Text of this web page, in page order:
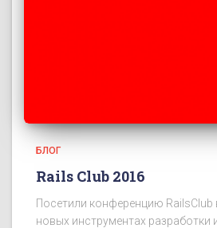
БЛОГ
Rails Club 2016
Посетили конференцию RailsClub
новых инструментах разработки